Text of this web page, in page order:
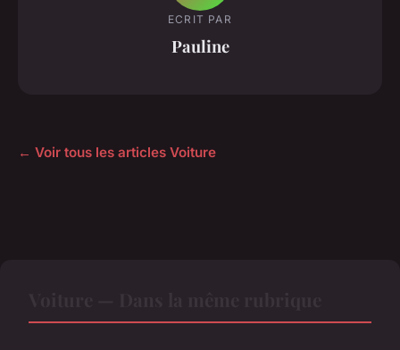
ECRIT PAR
Pauline
← Voir tous les articles Voiture